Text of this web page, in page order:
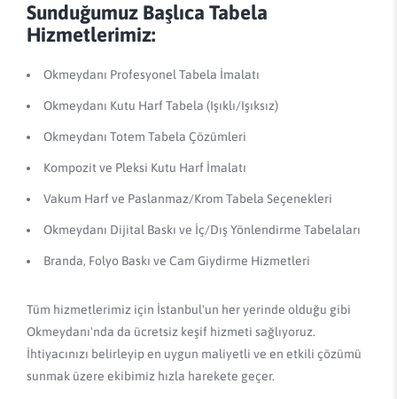
Sunduğumuz Başlıca Tabela
Hizmetlerimiz:
Okmeydanı Profesyonel Tabela İmalatı
Okmeydanı Kutu Harf Tabela (Işıklı/Işıksız)
Okmeydanı Totem Tabela Çözümleri
Kompozit ve Pleksi Kutu Harf İmalatı
Vakum Harf ve Paslanmaz/Krom Tabela Seçenekleri
Okmeydanı Dijital Baskı ve İç/Dış Yönlendirme Tabelaları
Branda, Folyo Baskı ve Cam Giydirme Hizmetleri
Tüm hizmetlerimiz için İstanbul'un her yerinde olduğu gibi
Okmeydanı'nda da ücretsiz keşif hizmeti sağlıyoruz.
İhtiyacınızı belirleyip en uygun maliyetli ve en etkili çözümü
sunmak üzere ekibimiz hızla harekete geçer.